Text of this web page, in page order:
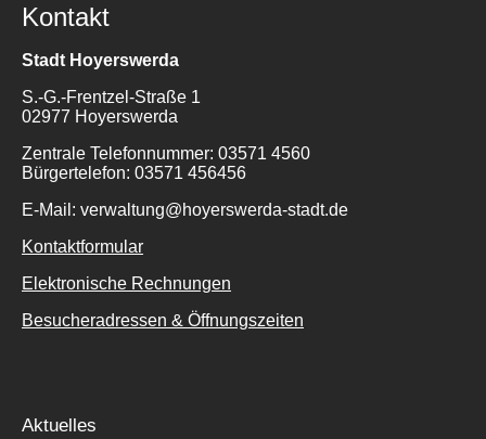
Kontakt
Stadt Hoyerswerda
S.-G.-Frentzel-Straße 1
02977 Hoyerswerda
Zentrale Telefonnummer: 03571 4560
Bürgertelefon: 03571 456456
E-Mail: verwaltung@hoyerswerda-stadt.de
Kontaktformular
Elektronische Rechnungen
Besucheradressen & Öffnungszeiten
Aktuelles